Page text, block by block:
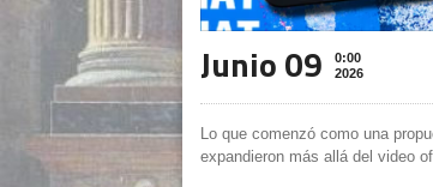
Junio 09
0:00
2026
Lo que comenzó como una
expandieron más allá del video